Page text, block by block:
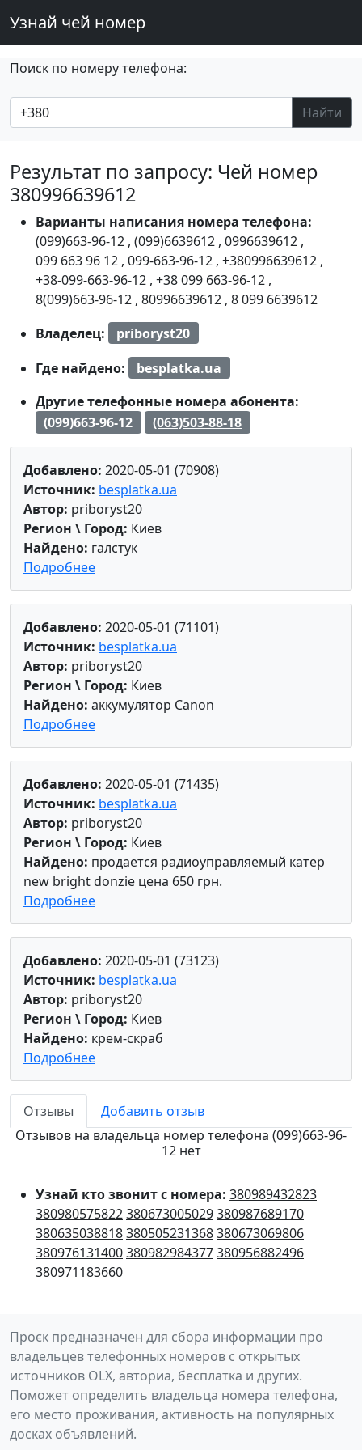
Узнай чей номер
Поиск по номеру телефона:
Найти
Результат по запросу: Чей номер
380996639612
Варианты написания номера телефона:
(099)663-96-12 , (099)6639612 , 0996639612 ,
099 663 96 12 , 099-663-96-12 , +380996639612 ,
+38-099-663-96-12 , +38 099 663-96-12 ,
8(099)663-96-12 , 80996639612 , 8 099 6639612
Владелец:
priboryst20
Где найдено:
besplatka.ua
Другие телефонные номера абонента:
(099)663-96-12
(063)503-88-18
Добавлено: 2020-05-01 (70908)
Источник: besplatka.ua
Автор: priboryst20
Регион \ Город: Киев
Найдено: галстук
Подробнее
Добавлено: 2020-05-01 (71101)
Источник: besplatka.ua
Автор: priboryst20
Регион \ Город: Киев
Найдено: аккумулятор Canon
Подробнее
Добавлено: 2020-05-01 (71435)
Источник: besplatka.ua
Автор: priboryst20
Регион \ Город: Киев
Найдено: продается радиоуправляемый катер
new bright donzie цена 650 грн.
Подробнее
Добавлено: 2020-05-01 (73123)
Источник: besplatka.ua
Автор: priboryst20
Регион \ Город: Киев
Найдено: крем-скраб
Подробнее
Отзывы
Добавить отзыв
Отзывов на владельца номер телефона (099)663-96-
12 нет
Узнай кто звонит с номера: 380989432823
380980575822380673005029380987689170
380635038818380505231368380673069806
380976131400380982984377380956882496
380971183660
Проєк предназначен для сбора информации про
владельцев телефонных номеров с открытых
источников OLX, авториа, бесплатка и других.
Поможет определить владельца номера телефона,
его место проживания, активность на популярных
досках объявлений.